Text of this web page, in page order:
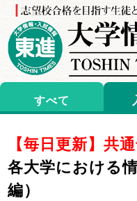
すべて
【毎日更新】共
各大学における
編）